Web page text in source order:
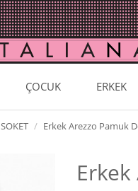
ÇOCUK ERKEK
SOKET Erkek Arezzo Pamuk